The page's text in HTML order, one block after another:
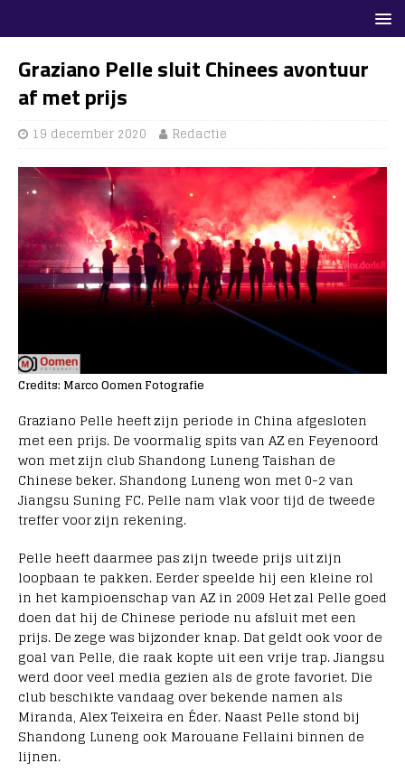
Graziano Pelle sluit Chinees avontuur
af met prijs
19 december 2020 Redactie
Credits: Marco Oomen Fotografie
Graziano Pelle heeft zijn periode in China afgesloten
met een prijs. De voormalig spits van AZ en Feyenoord
won met zijn club Shandong Luneng Taishan de
Chinese beker. Shandong Luneng won met 0-2 van
Jiangsu Suning FC. Pelle nam vlak voor tijd de tweede
treffer voor zijn rekening.
Pelle heeft daarmee pas zijn tweede prijs uit zijn
loopbaan te pakken. Eerder speelde hij een kleine rol
in het kampioenschap van AZ in 2009 Het zal Pelle goed
doen dat hij de Chinese periode nu afsluit met een
prijs. De zege was bijzonder knap. Dat geldt ook voor de
goal van Pelle, die raak kopte uit een vrije trap. Jiangsu
werd door veel media gezien als de grote favoriet. Die
club beschikte vandaag over bekende namen als
Miranda, Alex Teixeira en Éder. Naast Pelle stond bij
Shandong Luneng ook Marouane Fellaini binnen de
lijnen.